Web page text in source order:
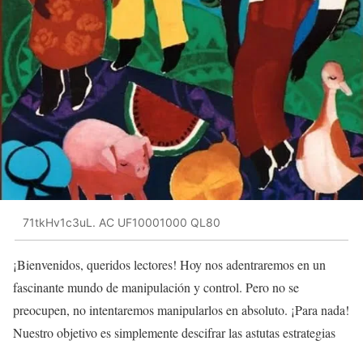
71tkHv1c3uL. AC UF10001000 QL80
¡Bienvenidos, queridos lectores! Hoy nos adentraremos en un
fascinante mundo de manipulación y control. Pero no se
preocupen, no intentaremos manipularlos en absoluto. ¡Para nada!
Nuestro objetivo es simplemente descifrar las astutas estrategias